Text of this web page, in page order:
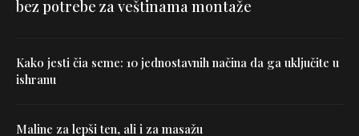
bez potrebe za veštinama montaže
Kako jesti čia seme: 10 jednostavnih načina da ga uključite u
ishranu
Maline za lepši ten, ali i za masažu